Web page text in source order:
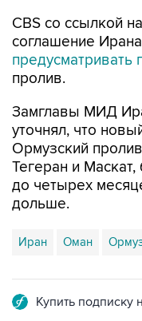
CBS со ссылкой
соглашение
предусматривать
пролив.
Замглавы МИД
уточнял, что
Ормузский
Тегеран и Маскат,
до четырех
дольше.
Иран Оман
Купить подписку